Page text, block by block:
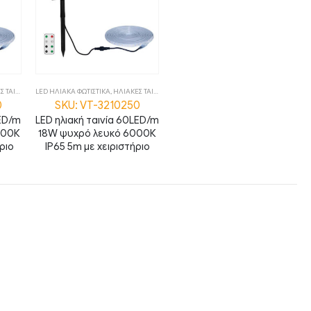
ΦΩΤΙΣΤΙΚΑ
m
LED ΗΛΙΑΚΑ ΦΩΤΙΣΤΙΚΑ ΗΛΙΑΚΕΣ ΤΑΙΝΙΕΣ
SKU: VT-3210250
LED ηλιακή ταινία 60LED/m
18W ψυχρό λευκό 6000Κ
IP65 5m με χειριστήριο